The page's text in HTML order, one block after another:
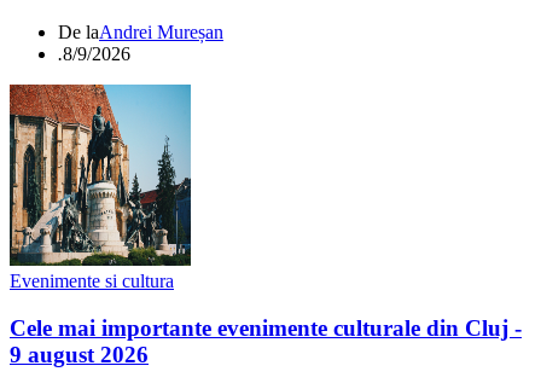
De laAndrei Mureșan
.8/9/2026
Evenimente si cultura
Cele mai importante evenimente culturale din Cluj -
9 august 2026